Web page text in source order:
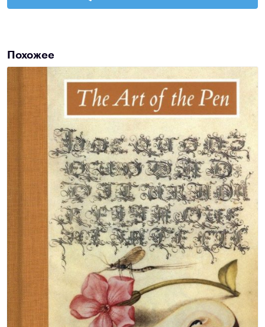
Похожее